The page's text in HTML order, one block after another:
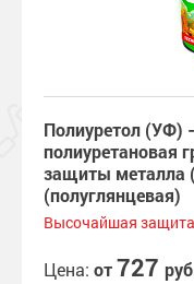
Полиуретол (УФ)
полиуретановая
защиты металла
(полуглянцевая)
Высочайшая
Цена: от727